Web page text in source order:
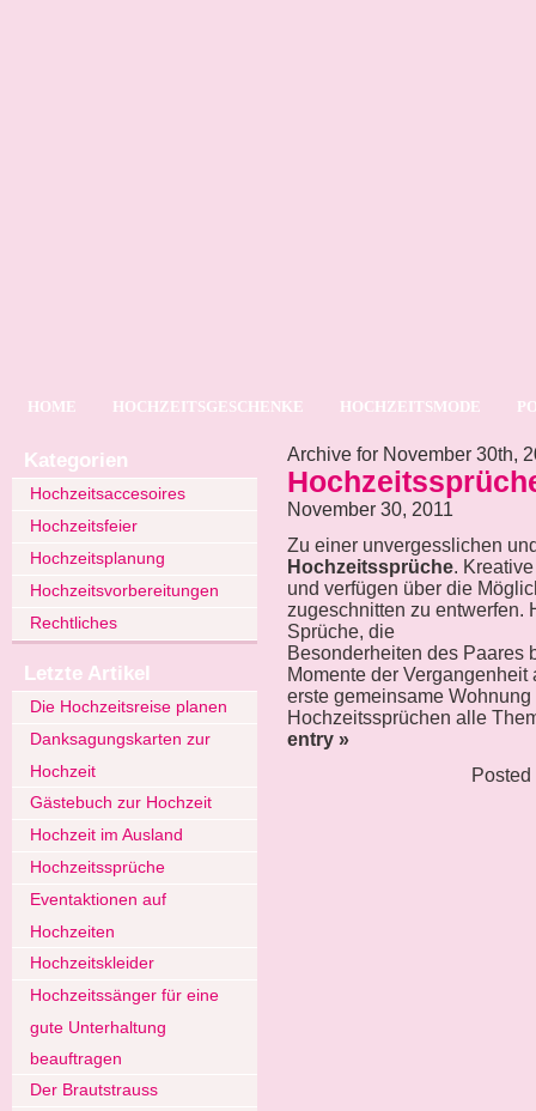
HOME HOCHZEITSGESCHENKE HOCHZEITSMODE
Kategorien
Hochzeitsaccesoires
Hochzeitsfeier
Hochzeitsplanung
Hochzeitsvorbereitungen
Rechtliches
Letzte Artikel
Die Hochzeitsreise planen
Danksagungskarten zur
Hochzeit
Gästebuch zur Hochzeit
Hochzeit im Ausland
Hochzeitssprüche
Eventaktionen auf
Hochzeiten
Hochzeitskleider
Hochzeitssänger für eine
gute Unterhaltung
beauftragen
Der Brautstrauss
Archive for November 30th,
November 30, 2011
Zu einer unvergesslichen
Hochzeitssprüche.
und verfügen über die
zugeschnitten zu entwerfen.
Sprüche, die
Besonderheiten des Paares
Momente der
erste gemeinsame
Hochzeitssprüchen alle
entry »